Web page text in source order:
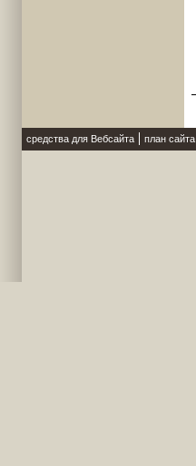
средства для Вебсайта план сайта